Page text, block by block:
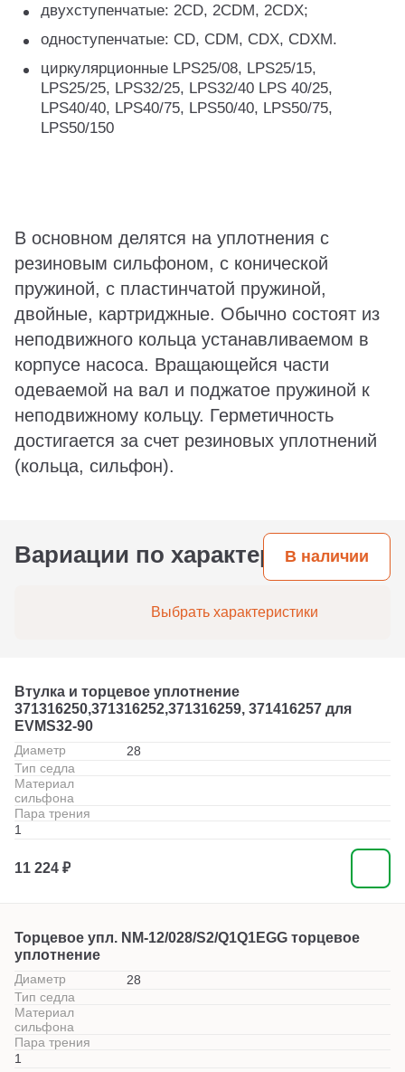
двухступенчатые: 2CD, 2CDM, 2CDX;
одноступенчатые: CD, CDM, CDX, CDXM.
циркулярционные LPS25/08, LPS25/15,
LPS25/25, LPS32/25, LPS32/40 LPS 40/25,
LPS40/40, LPS40/75, LPS50/40, LPS50/75,
LPS50/150
В основном делятся на уплотнения с
резиновым сильфоном, с конической
пружиной, с пластинчатой пружиной,
двойные, картриджные. Обычно состоят из
неподвижного кольца устанавливаемом в
корпусе насоса. Вращающейся части
одеваемой на вал и поджатое пружиной к
неподвижному кольцу. Герметичность
достигается за счет резиновых уплотнений
(кольца, сильфон).
Вариации по характеристикам
В наличии
Выбрать характеристики
Втулка и торцевое уплотнение
371316250,371316252,371316259, 371416257 для
EVMS32-90
Диаметр
28
Тип седла
Материал
сильфона
Пара трения
1
11 224 ₽
Торцевое упл. NM-12/028/S2/Q1Q1EGG торцевое
уплотнение
Диаметр
28
Тип седла
Материал
сильфона
Пара трения
1